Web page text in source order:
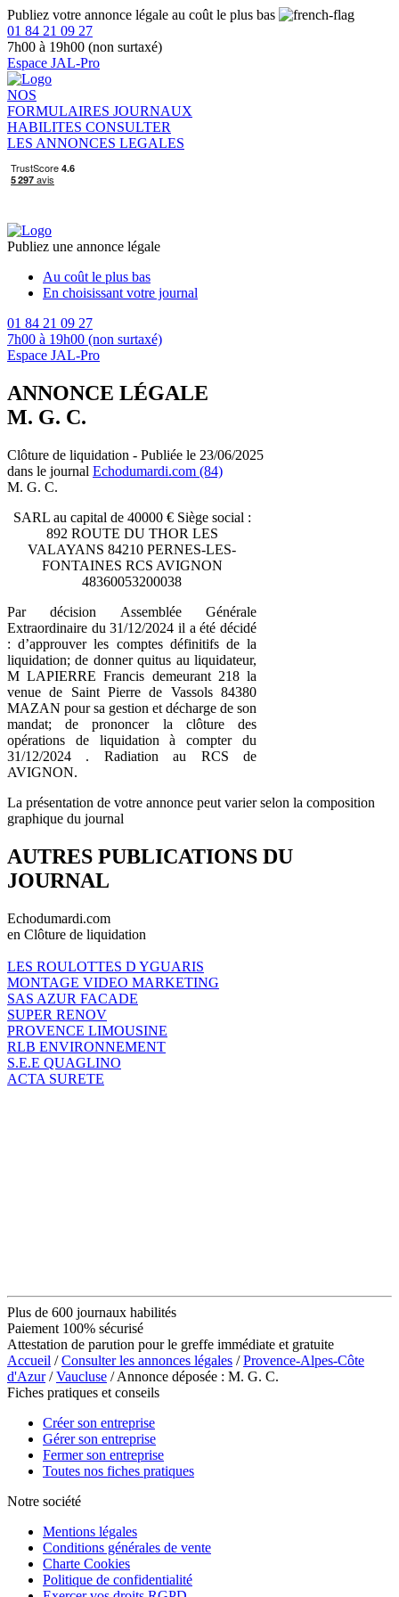
Publiez votre annonce légale au coût le plus bas
01 84 21 09 27
7h00 à 19h00 (non surtaxé)
Espace JAL-Pro
NOS
FORMULAIRES JOURNAUX
HABILITES CONSULTER
LES ANNONCES LEGALES
Publiez une annonce légale
Au coût le plus bas
En choisissant votre journal
01 84 21 09 27
7h00 à 19h00 (non surtaxé)
Espace JAL-Pro
ANNONCE LÉGALE
M. G. C.
Clôture de liquidation - Publiée le 23/06/2025
dans le journal Echodumardi.com (84)
M. G. C.
SARL au capital de 40000 € Siège social :
892 ROUTE DU THOR LES
VALAYANS 84210 PERNES-LES-
FONTAINES RCS AVIGNON
48360053200038
Par décision Assemblée Générale
Extraordinaire du 31/12/2024 il a été décidé
: d’approuver les comptes définitifs de la
liquidation; de donner quitus au liquidateur,
M LAPIERRE Francis demeurant 218 la
venue de Saint Pierre de Vassols 84380
MAZAN pour sa gestion et décharge de son
mandat; de prononcer la clôture des
opérations de liquidation à compter du
31/12/2024 . Radiation au RCS de
AVIGNON.
La présentation de votre annonce peut varier selon la composition
graphique du journal
AUTRES PUBLICATIONS DU
JOURNAL
Echodumardi.com
en Clôture de liquidation
LES ROULOTTES D YGUARIS
MONTAGE VIDEO MARKETING
SAS AZUR FACADE
SUPER RENOV
PROVENCE LIMOUSINE
RLB ENVIRONNEMENT
S.E.E QUAGLINO
ACTA SURETE
Plus de 600 journaux habilités
Paiement 100% sécurisé
Attestation de parution pour le greffe immédiate et gratuite
Accueil /Consulter les annonces légales /Provence-Alpes-Côte
d'Azur/Vaucluse / Annonce déposée : M. G. C.
Fiches pratiques et conseils
Créer son entreprise
Gérer son entreprise
Fermer son entreprise
Toutes nos fiches pratiques
Notre société
Mentions légales
Conditions générales de vente
Charte Cookies
Politique de confidentialité